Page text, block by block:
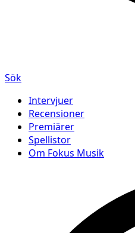
Sök
Intervjuer
Recensioner
Premiärer
Spellistor
Om Fokus Musik